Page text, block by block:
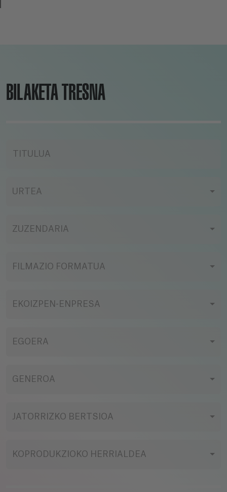
BILAKETA TRESNA
TITULUA
URTEA
ZUZENDARIA
FILMAZIO FORMATUA
EKOIZPEN-ENPRESA
EGOERA
GENEROA
JATORRIZKO BERTSIOA
KOPRODUKZIOKO HERRIALDEA